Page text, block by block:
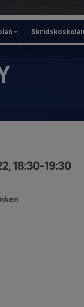
Skridskoskolan
18:30-19:30